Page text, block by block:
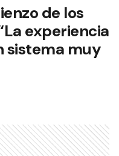
de los
experiencia
sistema muy